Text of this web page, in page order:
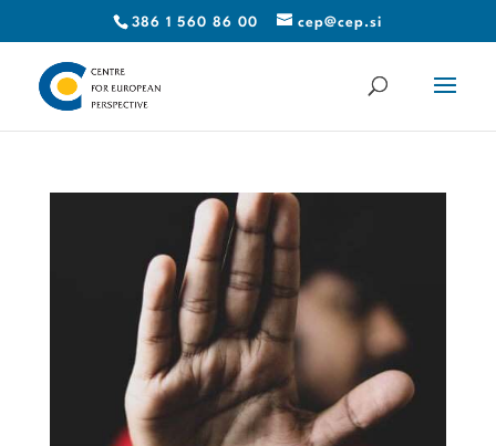
386 1 560 86 00 cep@cep.si